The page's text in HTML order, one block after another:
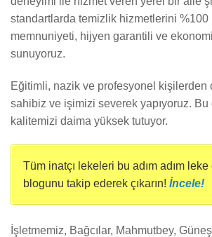
standartlarda temizlik hizmetlerini %100
memnuniyeti, hijyen garantili ve
sunuyoruz.
Eğitimli, nazik ve profesyonel kişilerden
sahibiz ve işimizi severek yapıyoruz. Bu
kalitemizi daima yüksek tutuyor.
Tüm inatçı lekeleri bu adım adım leke
blogunu takip ederek çıkarın! İncele!
İşletmemiz, Bağcılar, Mahmutbey,